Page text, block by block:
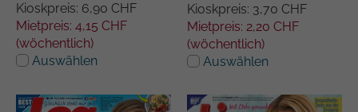
Kioskpreis: 6,90 CHF
Mietpreis: 4,15 CHF
(wöchentlich)
Auswählen
Kioskpreis: 3,70 CHF
Mietpreis: 2,20 CHF
(wöchentlich)
Auswählen